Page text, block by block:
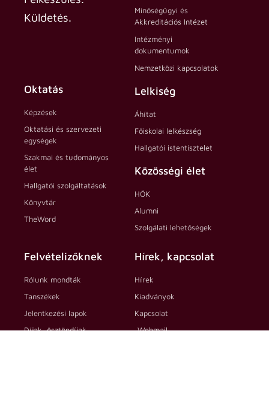
Küldetés.
Minőségügyi és
Akkreditációs Intézet
Intézményi
dokumentumok
Nemzetközi kapcsolatok
Oktatás
Képzések
Oktatási és szervezeti
egységek
Szakmai és tudományos
élet
Hallgatói szolgáltatások
Könyvtár
TheWord
Lelkiség
Áhítat
Főiskolai lelkészség
Hallgatói istentisztelet
Közösségi élet
HÖK
Alumni
Szolgálati lehetőségek
Felvételizőknek
Rólunk mondták
Tanszékek
Jelentkezési lapok
Díjak, ösztöndíjak
Hírek, kapcsolat
Hírek
Kiadványok
Kapcsolat
Webmail